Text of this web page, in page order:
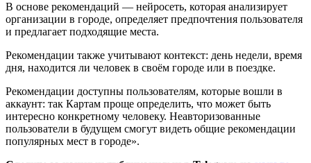
В основе рекомендаций — нейросеть, которая анализирует
организации в городе, определяет предпочтения пользователя
и предлагает подходящие места.
Рекомендации также учитывают контекст: день недели, время
дня, находится ли человек в своём городе или в поездке.
Рекомендации доступны пользователям, которые вошли в
аккаунт: так Картам проще определить, что может быть
интересно конкретному человеку. Неавторизованные
пользователи в будущем смогут видеть общие рекомендации
популярных мест в городе».